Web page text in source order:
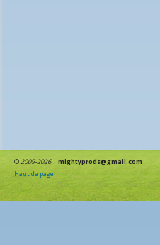
©2009-2026
mightyprods@gmail.com
Haut de page